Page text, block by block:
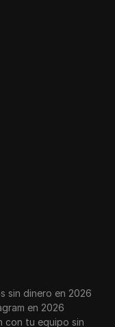
sin dinero en 2026
en 2026
con tu equipo sin